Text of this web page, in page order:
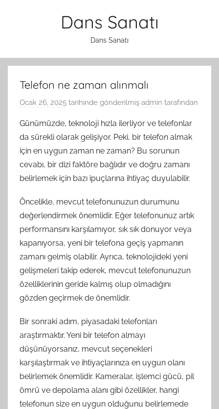
Dans Sanatı
Dans Sanatı
Telefon ne zaman alınmalı
Ocak 26, 2025 tarihinde gönderilmiş admin tarafından
Günümüzde, teknoloji hızla ilerliyor ve telefonlar
da sürekli olarak gelişiyor. Peki, bir telefon almak
için en uygun zaman ne zaman? Bu sorunun
cevabı, bir dizi faktöre bağlıdır ve doğru zamanı
belirlemek için bazı ipuçlarına ihtiyaç duyulabilir.
Öncelikle, mevcut telefonunuzun durumunu
değerlendirmek önemlidir. Eğer telefonunuz artık
performansını karşılamıyor, sık sık donuyor veya
kapanıyorsa, yeni bir telefona geçiş yapmanın
zamanı gelmiş olabilir. Ayrıca, teknolojideki yeni
gelişmeleri takip ederek, mevcut telefonunuzun
özelliklerinin geride kalmış olup olmadığını
gözden geçirmek de önemlidir.
Bir sonraki adım, piyasadaki telefonları
araştırmaktır. Yeni bir telefon almayı
düşünüyorsanız, mevcut seçenekleri
karşılaştırmak ve ihtiyaçlarınıza en uygun olanı
belirlemek önemlidir. Kameralar, işlemci gücü, pil
ömrü ve depolama alanı gibi özellikler, hangi
telefonun size en uygun olduğunu belirlemede